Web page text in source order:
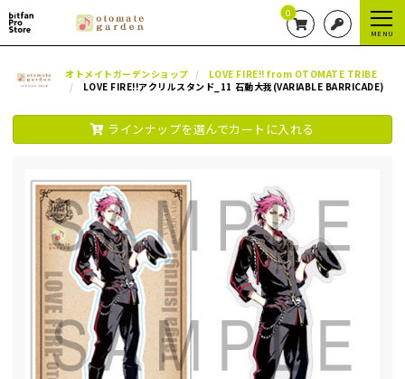
0
MENU
オトメイトガーデンショップ
LOVE FIRE!! from OTOMATE TRIBE
LOVE FIRE!!アクリルスタンド_11 石動大我(VARIABLE BARRICADE)
ラインナップを選んでカートに入れる